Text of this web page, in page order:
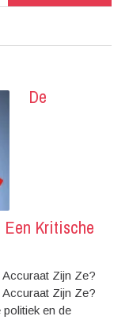
De
Kritische
Zijn Ze?
Zijn Ze?
politiek en de